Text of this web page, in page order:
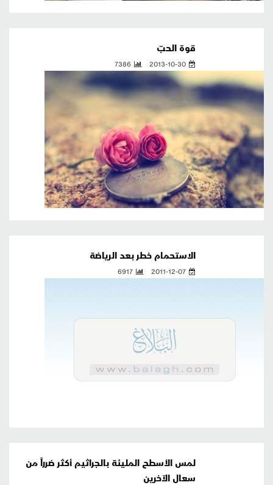
قوة الحبّ
2013-10-30
7386
الاستحمام خطر بعد الرياضة
2011-12-07
6917
لمس الأسطح المليئة بالجراثيم أكثر ضرراً من
سعال الآخرين